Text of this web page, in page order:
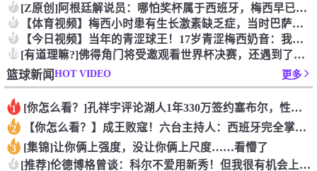
7 [Z原创]阿根廷解说员：哪怕奖杯属于西班牙，梅西早已唤醒阿根
8 【体育视频】梅西小时患有生长激素缺乏症，当时巴萨总监看了比赛
9 【今日视频】当年的青涩球王！17岁青涩梅西奶音：我们用节奏把
10 [有道理嘛?]佛得角门将受邀观看世界杯决赛，还遇到了传奇门将
篮球新闻HOT VIDEO 更多
1 [你怎么看？]孔祥宇评论湖人1年330万签约塞布尔，性价比极
2 【你怎么看？】成王败寇！六台主持人：西班牙完全掌控比赛，阿根
3 [集锦]让你俩上强度，没让你俩上尺度……看懵了
4 [推荐]伦德博格曾谈：科尔不爱用新秀！但我很有机会上场，甚至